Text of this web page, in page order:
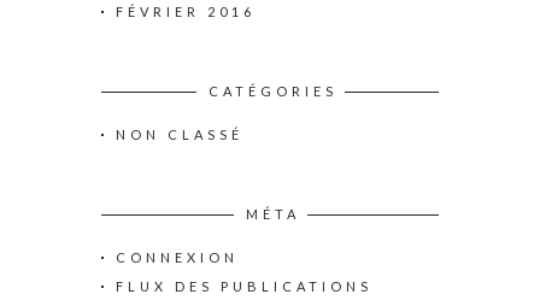
FÉVRIER 2016
CATÉGORIES
NON CLASSÉ
MÉTA
CONNEXION
FLUX DES PUBLICATIONS